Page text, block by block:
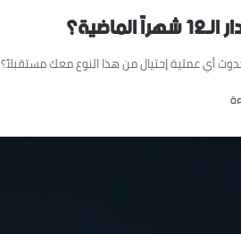
أي عملية إحتيال من هذا النوع معك مستقبلاً؟